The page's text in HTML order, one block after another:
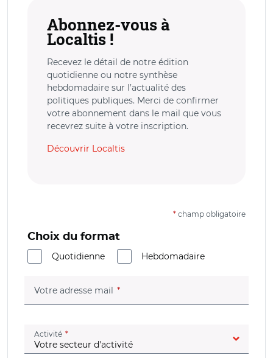
Abonnez-vous à
Localtis !
Recevez le détail de notre édition
quotidienne ou notre synthèse
hebdomadaire sur l’actualité des
politiques publiques. Merci de confirmer
votre abonnement dans le mail que vous
recevrez suite à votre inscription.
Découvrir Localtis
* champ obligatoire
Choix du format
Quotidienne
Hebdomadaire
Votre adresse mail (champ obligatoire)
Activité (champ obligatoire)